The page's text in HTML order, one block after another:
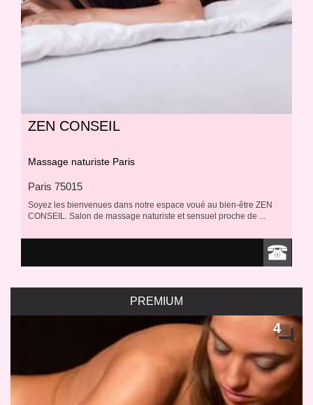
ZEN CONSEIL
Massage naturiste Paris
Paris 75015
Soyez les bienvenues dans notre espace voué au bien-être ZEN
CONSEIL. Salon de massage naturiste et sensuel proche de ...
PREMIUM
4